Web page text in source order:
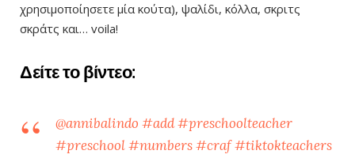
χρησιμοποίησετε μία κούτα), ψαλίδι, κόλλα, σκριτς
σκράτς και… voila!
Δείτε το βίντεο:
@annibalindo #add#preschoolteacher
#preschool#numbers#craf#tiktokteachers